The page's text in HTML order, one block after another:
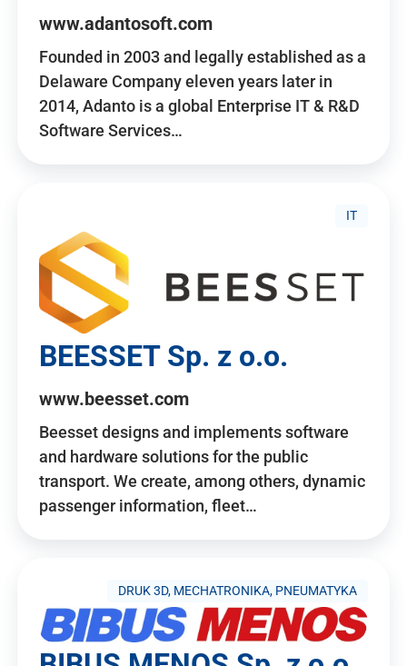
www.adantosoft.com
Founded in 2003 and legally established as a
Delaware Company eleven years later in
2014, Adanto is a global Enterprise IT & R&D
Software Services…
IT
BEESSET Sp. z o.o.
www.beesset.com
Beesset designs and implements software
and hardware solutions for the public
transport. We create, among others, dynamic
passenger information, fleet…
DRUK 3D, MECHATRONIKA, PNEUMATYKA